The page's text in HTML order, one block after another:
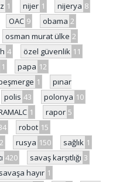
1 nijer 1 nijerya 8
OAC 9 obama 2
osman murat ülke 2
4 özel güvenlik 11
1 papa 12
1
pınar
polis 43 polonya 10
1 rapor 5
robot 15
2 rusya 150 sağlık 1
420 savaş karşıtlığı 3
savaşa hayır 1